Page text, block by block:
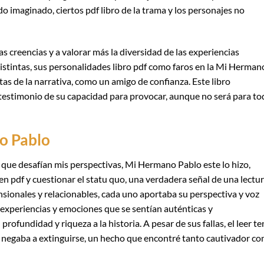
imaginado, ciertos pdf libro de la trama y los personajes no
creencias y a valorar más la diversidad de las experiencias
sus personalidades libro pdf como faros en la Mi
de la narrativa, como un amigo de confianza. Este libro
de su capacidad para provocar, aunque no será para
Pablo
desafían mis perspectivas, Mi Hermano Pablo este lo hizo,
pdf y cuestionar el statu quo, una verdadera señal de una
y relacionables, cada uno aportaba su perspectiva y voz
y emociones que se sentían auténticas y
y riqueza a la historia. A pesar de sus fallas, el leer
a extinguirse, un hecho que encontré tanto cautivador